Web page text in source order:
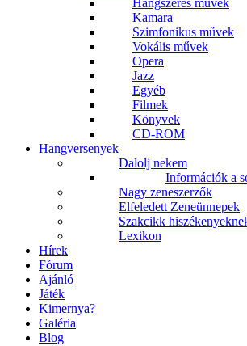
Hangszeres művek
Kamara
Szimfonikus művek
Vokális művek
Opera
Jazz
Egyéb
Filmek
Könyvek
CD-ROM
Hangversenyek
Dalolj nekem
Információk a
Nagy zeneszerzők
Elfeledett Zeneünnepek
Szakcikk
Lexikon
Hírek
Fórum
Ajánló
Játék
Kimernya?
Galéria
Blog